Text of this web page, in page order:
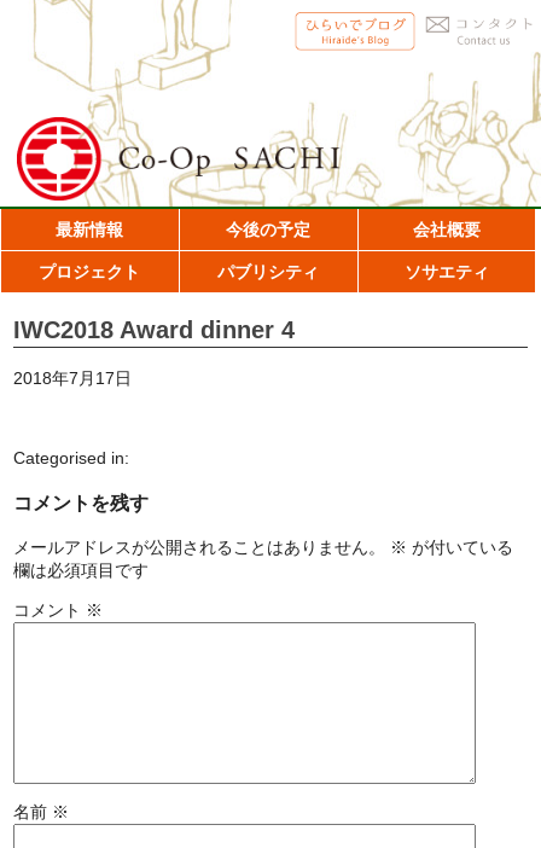
最新情報 今後の予定 会社概要
プロジェクト パブリシティ ソサエティ
IWC2018 Award dinner 4
2018年7月17日
Categorised in:
コメントを残す
メールアドレスが公開されることはありません。 ※ が付いている
欄は必須項目です
コメント ※
名前 ※